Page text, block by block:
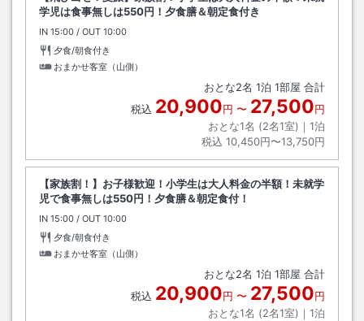
学児は食事無しは550円！夕食膳＆朝定食付き
IN チェックイン
15:00 / OUT チェックアウト
10:00
夕食/朝食付き
おまかせ客室（山側）
おとな2名 1泊 1部屋 合計
税込 20,900円 〜 27,500円
おとな1名 (2名1室)｜ 1泊
税込 10,450円〜13,750円
【家族割！】お子様歓迎！小学生は大人料金の半額！未就学
児で食事無しは550円！夕食膳＆朝定食付！
IN チェックイン
15:00 / OUT チェックアウト
10:00
夕食/朝食付き
おまかせ客室（山側）
おとな2名 1泊 1部屋 合計
税込 20,900円 〜 27,500円
おとな1名 (2名1室)｜ 1泊